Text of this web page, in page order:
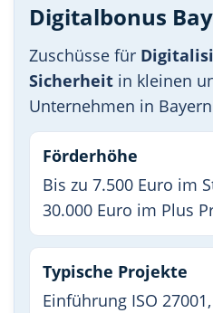
Digitalbonus
Zuschüsse für
Sicherheit in kleinen
Unternehmen in
Förderhöhe
Bis zu 7.500 Euro im
30.000 Euro im Plus
Typische Projekte
Einführung ISO